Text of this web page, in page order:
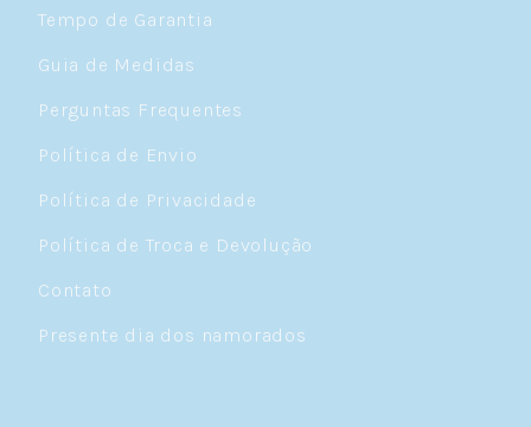
Tempo de Garantia
Guia de Medidas
Perguntas Frequentes
Política de Envio
Política de Privacidade
Política de Troca e Devolução
Contato
Presente dia dos namorados